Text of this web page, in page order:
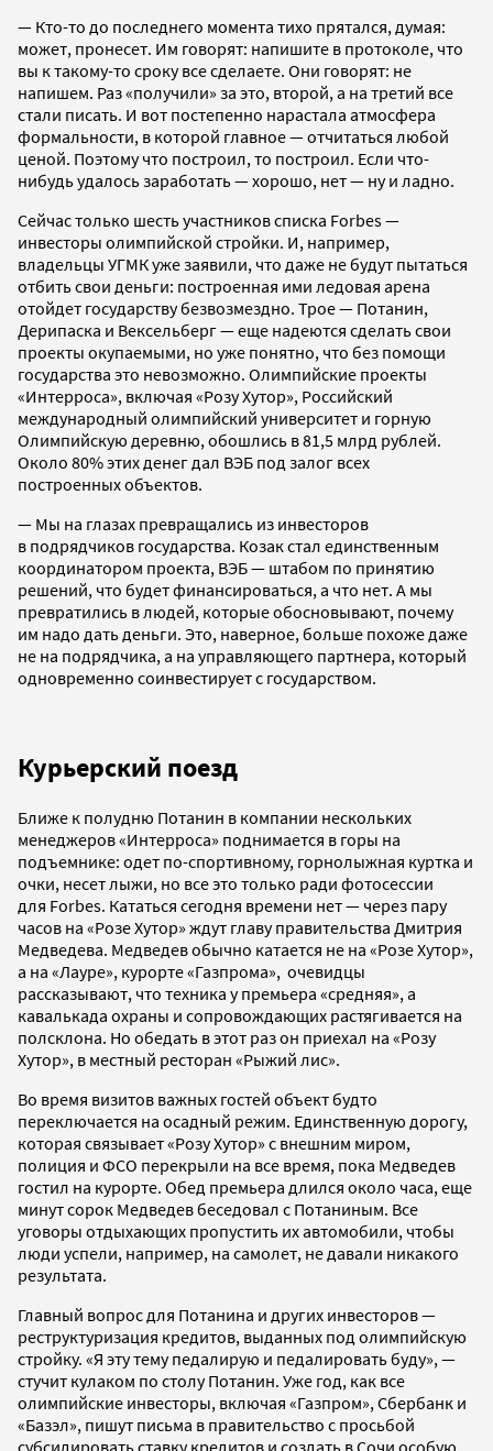
— Кто-то до последнего момента тихо прятался, думая:
может, пронесет. Им говорят: напишите в протоколе, что
вы к такому-то сроку все сделаете. Они говорят: не
напишем. Раз «получили» за это, второй, а на третий все
стали писать. И вот постепенно нарастала атмосфера
формальности, в которой главное — отчитаться любой
ценой. Поэтому что построил, то построил. Если что-
нибудь удалось заработать — хорошо, нет — ну и ладно.
Сейчас только шесть участников списка Forbes —
инвесторы олимпийской стройки. И, например,
владельцы УГМК уже заявили, что даже не будут пытаться
отбить свои деньги: построенная ими ледовая арена
отойдет государству безвозмездно. Трое — Потанин,
Дерипаска и Вексельберг — еще надеются сделать свои
проекты окупаемыми, но уже понятно, что без помощи
государства это невозможно. Олимпийские проекты
«Интерроса», включая «Розу Хутор», Российский
международный олимпийский университет и горную
Олимпийскую деревню, обошлись в 81,5 млрд рублей.
Около 80% этих денег дал ВЭБ под залог всех
построенных объектов.
— Мы на глазах превращались из инвесторов
в подрядчиков государства. Козак стал единственным
координатором проекта, ВЭБ — штабом по принятию
решений, что будет финансироваться, а что нет. А мы
превратились в людей, которые обосновывают, почему
им надо дать деньги. Это, наверное, больше похоже даже
не на подрядчика, а на управляющего партнера, который
одновременно соинвестирует с государством.
Курьерский поезд
Ближе к полудню Потанин в компании нескольких
менеджеров «Интерроса» поднимается в горы на
подъемнике: одет по-спортивному, горнолыжная куртка и
очки, несет лыжи, но все это только ради фотосессии
для Forbes. Кататься сегодня времени нет — через пару
часов на «Розе Хутор» ждут главу правительства Дмитрия
Медведева. Медведев обычно катается не на «Розе Хутор»,
а на «Лауре», курорте «Газпрома», очевидцы
рассказывают, что техника у премьера «средняя», а
кавалькада охраны и сопровождающих растягивается на
полсклона. Но обедать в этот раз он приехал на «Розу
Хутор», в местный ресторан «Рыжий лис».
Во время визитов важных гостей объект будто
переключается на осадный режим. Единственную дорогу,
которая связывает «Розу Хутор» с внешним миром,
полиция и ФСО перекрыли на все время, пока Медведев
гостил на курорте. Обед премьера длился около часа, еще
минут сорок Медведев беседовал с Потаниным. Все
уговоры отдыхающих пропустить их автомобили, чтобы
люди успели, например, на самолет, не давали никакого
результата.
Главный вопрос для Потанина и других инвесторов —
реструктуризация кредитов, выданных под олимпийскую
стройку. «Я эту тему педалирую и педалировать буду», —
стучит кулаком по столу Потанин. Уже год, как все
олимпийские инвесторы, включая «Газпром», Сбербанк и
«Базэл», пишут письма в правительство с просьбой
субсидировать ставку кредитов и создать в Сочи особую